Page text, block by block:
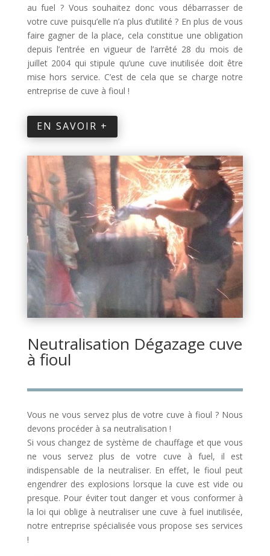
au fuel ? Vous souhaitez donc vous débarrasser de
votre cuve puisqu’elle n’a plus d’utilité ? En plus de vous
faire gagner de la place, cela constitue une obligation
depuis l’entrée en vigueur de l’arrêté 28 du mois de
juillet 2004 qui stipule qu’une cuve inutilisée doit être
mise hors service. C’est de cela que se charge notre
entreprise de cuve à fioul !
EN SAVOIR +
Neutralisation Dégazage cuve
à fioul
Vous ne vous servez plus de votre cuve à fioul ? Nous
devons procéder à sa neutralisation !
Si vous changez de système de chauffage et que vous
ne vous servez plus de votre cuve à fuel, il est
indispensable de la neutraliser. En effet, le fioul peut
engendrer des explosions lorsque la cuve est vide ou
presque. Pour éviter tout danger et vous conformer à
la loi qui oblige à neutraliser une cuve à fuel inutilisée,
notre entreprise spécialisée vous propose ses services
!